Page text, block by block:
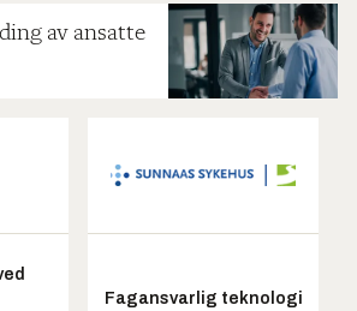
av ansatte
Fagansvarlig teknologi